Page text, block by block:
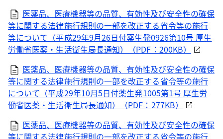
医薬品、医療機器等の品質、有効性及び安全性の確保
等に関する法律施行規則の一部を改正する省令等の施行
等について（平成29年9月26日付薬生発0926第10号 厚生
労働省医薬・生活衛生局長通知）（PDF：200KB）
医薬品、医療機器等の品質、有効性及び安全性の確保
等に関する法律施行規則の一部を改正する省令等の施行
について（平成29年10月5日付薬生発1005第1号 厚生労
働省医薬・生活衛生局長通知）（PDF：277KB）
医薬品、医療機器等の品質、有効性及び安全性の確保
等に関する法律施行規則の一部を改正する省令等の施行